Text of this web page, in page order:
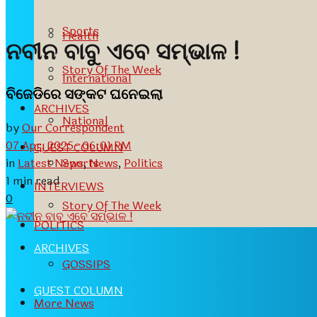
Sports
Story Of The Week
ARCHIVES
GUEST COLUMN
INTERVIEWS
POLITICS
GOSSIPS
More News
Health
International
National
Sports
Story Of The Week
ARCHIVES
GUEST COLUMN
ନବୀନ ବାବୁ ଏବେ ସମ୍ଭାଳ !
ବିଜେଡିରେ ସଙ୍କଟ ଘନେଇଲା
byOur Correspondent
07 Apr, 2025- 06:01 PM
in Latest News,News, Politics
1 min read
0